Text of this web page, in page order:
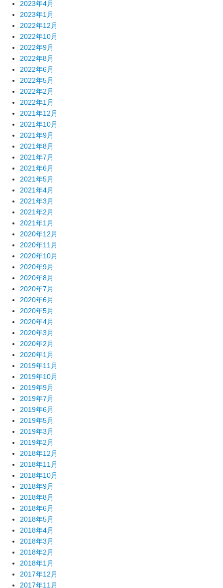
2023年4月
2023年1月
2022年12月
2022年10月
2022年9月
2022年8月
2022年6月
2022年5月
2022年2月
2022年1月
2021年12月
2021年10月
2021年9月
2021年8月
2021年7月
2021年6月
2021年5月
2021年4月
2021年3月
2021年2月
2021年1月
2020年12月
2020年11月
2020年10月
2020年9月
2020年8月
2020年7月
2020年6月
2020年5月
2020年4月
2020年3月
2020年2月
2020年1月
2019年11月
2019年10月
2019年9月
2019年7月
2019年6月
2019年5月
2019年3月
2019年2月
2018年12月
2018年11月
2018年10月
2018年9月
2018年8月
2018年6月
2018年5月
2018年4月
2018年3月
2018年2月
2018年1月
2017年12月
2017年11月